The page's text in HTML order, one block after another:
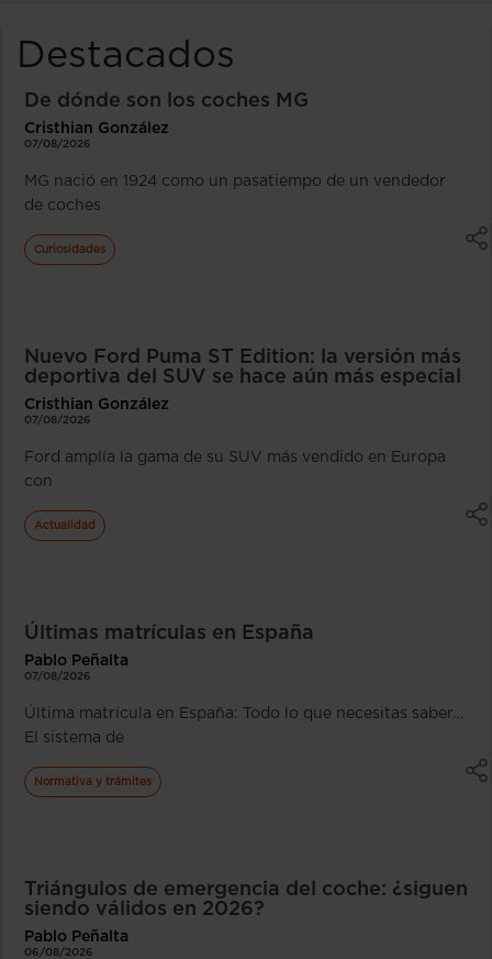
Destacados
De dónde son los coches MG
Cristhian González
07/08/2026
MG nació en 1924 como un pasatiempo de un vendedor
de coches
Curiosidades
Nuevo Ford Puma ST Edition: la versión más
deportiva del SUV se hace aún más especial
Cristhian González
07/08/2026
Ford amplía la gama de su SUV más vendido en Europa
con
Actualidad
Últimas matrículas en España
Pablo Peñalta
07/08/2026
Última matrícula en España: Todo lo que necesitas saber…
El sistema de
Normativa y trámites
Triángulos de emergencia del coche: ¿siguen
siendo válidos en 2026?
Pablo Peñalta
06/08/2026